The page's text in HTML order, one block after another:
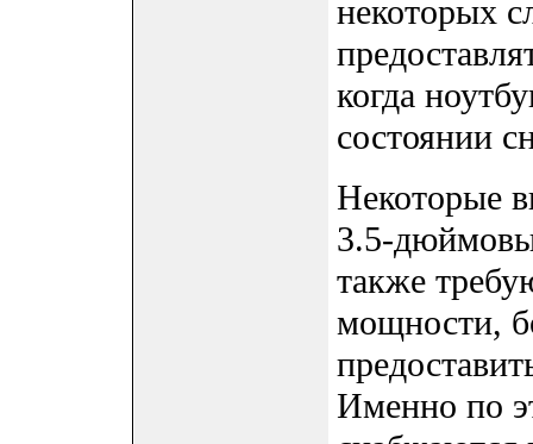
некоторых
когда
состоянии
Некоторые
3.5-
также
мощности,
Именно по